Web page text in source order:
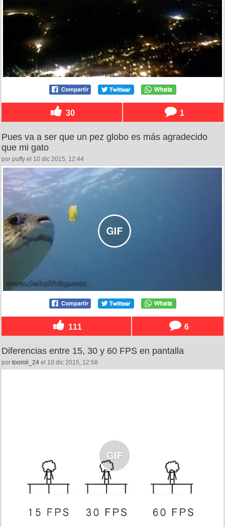
30 1
Pues va a ser que un pez globo es más agradecido
que mi gato
por puffy el 10 dic 2015, 12:44
111 6
Diferencias entre 15, 30 y 60 FPS en pantalla
por toomii_24 el 10 dic 2015, 12:58